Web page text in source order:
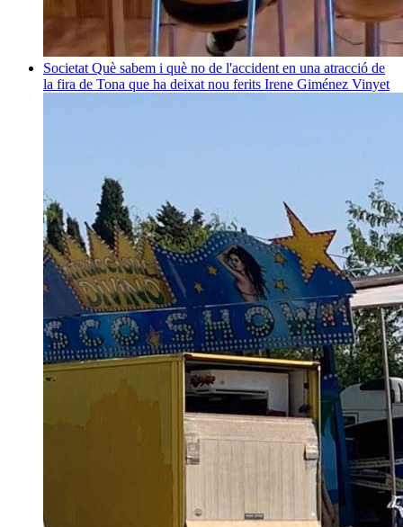
Societat Què sabem i què no de l'accident en una atracció de
la fira de Tona que ha deixat nou ferits Irene Giménez Vinyet